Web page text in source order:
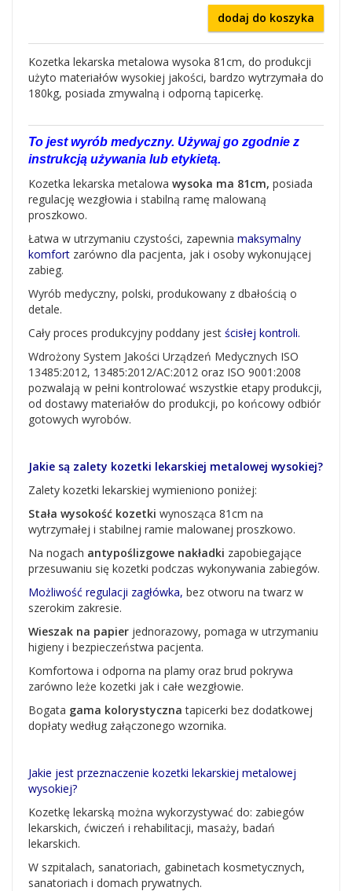
dodaj do koszyka
Kozetka lekarska metalowa wysoka 81cm, do produkcji
użyto materiałów wysokiej jakości, bardzo wytrzymała do
180kg, posiada zmywalną i odporną tapicerkę.
To jest wyrób medyczny. Używaj go zgodnie z
instrukcją używania lub etykietą.
Kozetka lekarska metalowa wysoka ma 81cm, posiada
regulację wezgłowia i stabilną ramę malowaną
proszkowo.
Łatwa w utrzymaniu czystości, zapewnia maksymalny
komfort zarówno dla pacjenta, jak i osoby wykonującej
zabieg.
Wyrób medyczny, polski, produkowany z dbałością o
detale.
Cały proces produkcyjny poddany jest ścisłej kontroli.
Wdrożony System Jakości Urządzeń Medycznych ISO
13485:2012, 13485:2012/AC:2012 oraz ISO 9001:2008
pozwalają w pełni kontrolować wszystkie etapy produkcji,
od dostawy materiałów do produkcji, po końcowy odbiór
gotowych wyrobów.
Jakie są zalety kozetki lekarskiej metalowej wysokiej?
Zalety kozetki lekarskiej wymieniono poniżej:
Stała wysokość kozetki wynosząca 81cm na
wytrzymałej i stabilnej ramie malowanej proszkowo.
Na nogach antypoślizgowe nakładki zapobiegające
przesuwaniu się kozetki podczas wykonywania zabiegów.
Możliwość regulacji zagłówka, bez otworu na twarz w
szerokim zakresie.
Wieszak na papier jednorazowy, pomaga w utrzymaniu
higieny i bezpieczeństwa pacjenta.
Komfortowa i odporna na plamy oraz brud pokrywa
zarówno leże kozetki jak i całe wezgłowie.
Bogata gama kolorystyczna tapicerki bez dodatkowej
dopłaty według załączonego wzornika.
Jakie jest przeznaczenie kozetki lekarskiej metalowej
wysokiej?
Kozetkę lekarską można wykorzystywać do: zabiegów
lekarskich, ćwiczeń i rehabilitacji, masaży, badań
lekarskich.
W szpitalach, sanatoriach, gabinetach kosmetycznych,
sanatoriach i domach prywatnych.